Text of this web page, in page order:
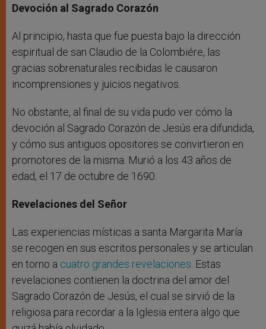
Devoción al Sagrado Corazón
Al principio, hasta que fue puesta bajo la dirección
espiritual de san Claudio de la Colombiére, las
gracias sobrenaturales recibidas le causaron
incomprensiones y juicios negativos.
No obstante, al final de su vida pudo ver cómo la
devoción al Sagrado Corazón de Jesús era difundida,
y cómo sus antiguos opositores se convirtieron en
promotores de la misma. Murió a los 43 años de
edad, el 17 de octubre de 1690.
Revelaciones del Señor
Las experiencias místicas a santa Margarita María
se recogen en sus escritos personales y se articulan
en torno a cuatro grandes revelaciones . Estas
revelaciones contienen la doctrina del amor del
Sagrado Corazón de Jesús, el cual se sirvió de la
religiosa para recordar a la Iglesia entera algo que